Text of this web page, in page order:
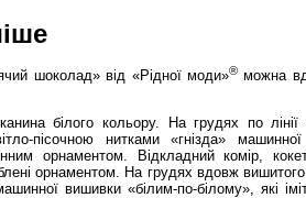
шоколад» від «Рідної моди»®можна
білого кольору. На грудях по лінії
пісочною нитками «гнізда»
орнаментом. Відкладний комір,
орнаментом. На грудях вдовж
вишивки «білим-по-білому», які